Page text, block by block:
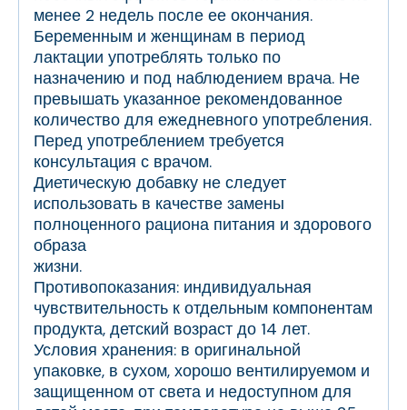
менее 2 недель после ее окончания.
Беременным и женщинам в период
лактации употреблять только по
назначению и под наблюдением врача. Не
превышать указанное рекомендованное
количество для ежедневного употребления.
Перед употреблением требуется
консультация с врачом.
Диетическую добавку не следует
использовать в качестве замены
полноценного рациона питания и здорового
образа
жизни.
Противопоказания: индивидуальная
чувствительность к отдельным компонентам
продукта, детский возраст до 14 лет.
Условия хранения: в оригинальной
упаковке, в сухом, хорошо вентилируемом и
защищенном от света и недоступном для